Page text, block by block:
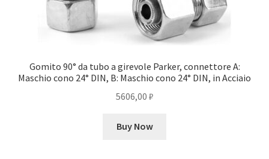
Gomito 90° da tubo a girevole Parker, connettore A:
Maschio cono 24° DIN, B: Maschio cono 24° DIN, in Acciaio
5606,00 ₽
Buy Now